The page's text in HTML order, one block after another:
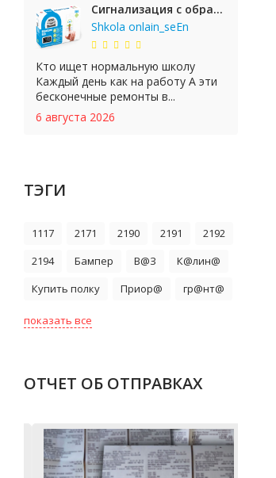
Сигнализация с обратной связью StarLine E65 BT 2CAN+LIN
Shkola onlain_seEn
Кто ищет нормальную школу
Каждый день как на работу А эти
бесконечные ремонты в...
6 августа 2026
ТЭГИ
1117 2171 2190 2191
2192
2194
Бампер В@З
К@лин@
Купить полку
Приор@ гр@нт@
показать все
ОТЧЕТ ОБ ОТПРАВКАХ